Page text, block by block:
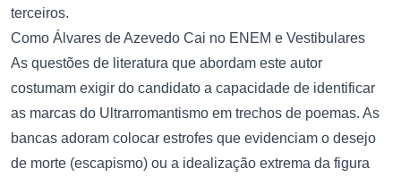
terceiros.
Como Álvares de Azevedo Cai no ENEM e Vestibulares
As questões de literatura que abordam este autor
costumam exigir do candidato a capacidade de identificar
as marcas do Ultrarromantismo em trechos de poemas. As
bancas adoram colocar estrofes que evidenciam o desejo
de morte (escapismo) ou a idealização extrema da figura